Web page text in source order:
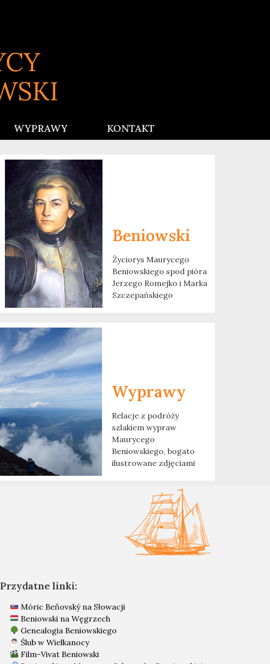
WYPRAWY KONTAKT
Beniowski
Życiorys Maurycego
Beniowskiego spod pióra
Jerzego Romejko i Marka
Szczepańskiego
Wyprawy
Relacje z podróży
szlakiem wypraw
Maurycego
Beniowskiego, bogato
ilustrowane zdjęciami
Przydatne linki:
Móric Beňovský na Słowacji
Beniowski na Węgrzech
Genealogia Beniowskiego
Ślub w Wielkanocy
Film-Vivat Beniowski